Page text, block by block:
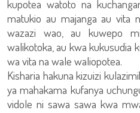
kupotea watoto na
matukio au majanga au vita
wazazi wao, au kuwepo
walikotoka, au kwa kukusudia
wa vita na wale waliopotea.
Kisharia hakuna kizuizi
ya mahakama kufanya
vidole ni sawa sawa kwa